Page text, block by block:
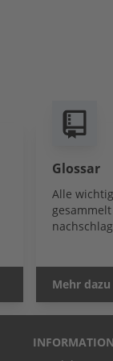
Glossar
Alle
Mehr dazu